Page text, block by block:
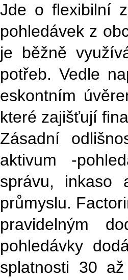
Jde o flexibilní
pohledávek z
je běžně
potřeb. Vedle
eskontním
které zajišťují
Zásadní
aktivum -
správu, inkaso
průmyslu.
pravidelným
pohledávky
splatnosti 30